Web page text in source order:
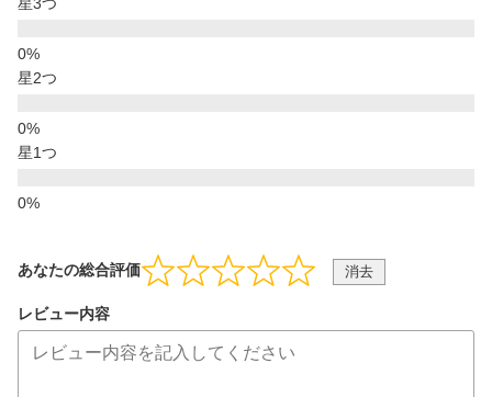
星2つ
星1つ
あなたの総合評価 消去
レビュー内容